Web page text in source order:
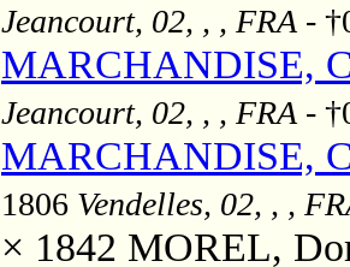
Jeancourt, 02, , , FRA -
MARCHANDISE,
Jeancourt, 02, , , FRA -
MARCHANDISE,
1806 Vendelles, 02, , ,
× 1842 MOREL,